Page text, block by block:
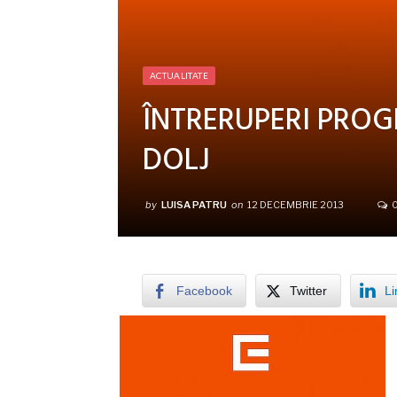
ACTUALITATE
ÎNTRERUPERI
DOLJ
by LUISA PATRU on 12 DECEMBRIE 2013
Facebook Twitter